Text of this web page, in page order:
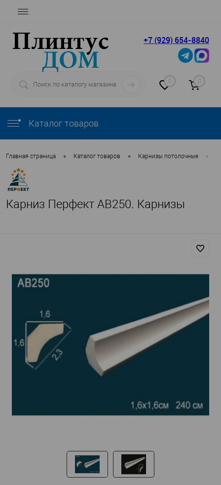
+7 (929) 654-8840
0 0
Каталог товаров
Главная страница • Каталог товаров • Карнизы потолочные •
Карниз Перфект AB250. Карнизы